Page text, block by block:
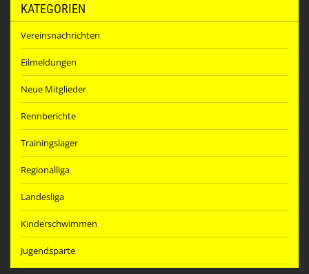
KATEGORIEN
Vereinsnachrichten
Eilmeldungen
Neue Mitglieder
Rennberichte
Trainingslager
Regionalliga
Landesliga
Kinderschwimmen
Jugendsparte